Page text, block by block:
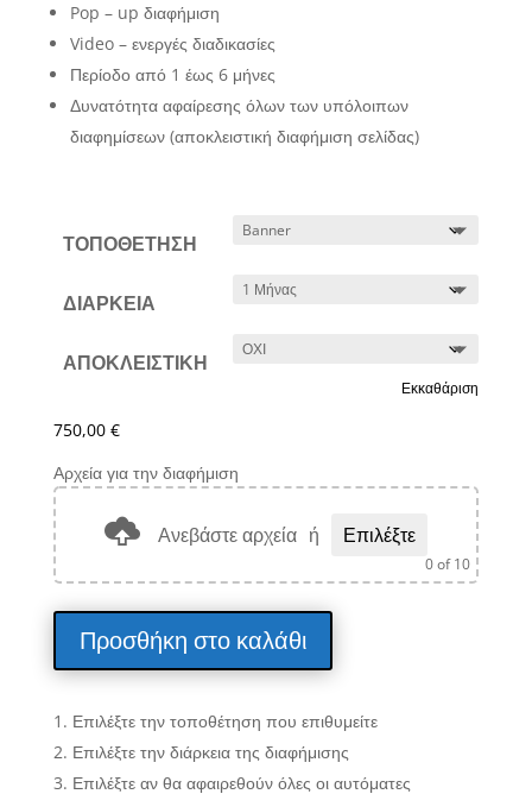
Pop – up διαφήμιση
Video – ενεργές διαδικασίες
Περίοδο από 1 έως 6 μήνες
Δυνατότητα αφαίρεσης όλων των υπόλοιπων
διαφημίσεων (αποκλειστική διαφήμιση σελίδας)
ΤΟΠΟΘΕΤΗΣΗ
ΔΙΑΡΚΕΙΑ
ΑΠΟΚΛΕΙΣΤΙΚΗ
Εκκαθάριση
750,00 €
Αρχεία για την διαφήμιση
Ανεβάστε αρχεία ή Επιλέξτε
0of 10
Προσθήκη στο καλάθι
Επιλέξτε την τοποθέτηση που επιθυμείτε
Επιλέξτε την διάρκεια της διαφήμισης
Επιλέξτε αν θα αφαιρεθούν όλες οι αυτόματες